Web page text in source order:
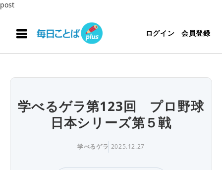
post
ログイン 会員登録
学べるゲラ第123回 プロ野球
日本シリーズ第５戦
学べるゲラ 2025.12.27